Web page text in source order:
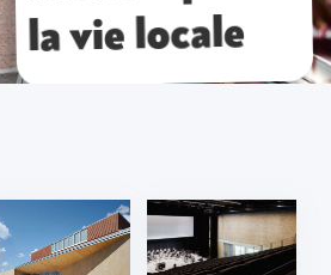
la vie locale